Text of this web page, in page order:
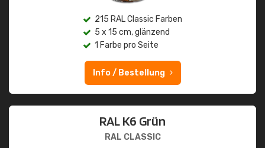
215 RAL Classic Farben
5 x 15 cm, glänzend
1 Farbe pro Seite
Info / Bestellung
RAL K6 Grün
RAL CLASSIC